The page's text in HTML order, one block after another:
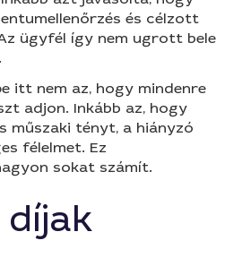
és célzott
ügyfél így nem ugrott bele
itt nem az, hogy mindenre
adjon. Inkább az, hogy
műszaki tényt, a hiányzó
félelmet. Ez
sokat számít.